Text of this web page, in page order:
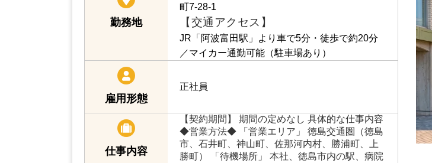
勤務地
【有限会社内町タクシー】徳島県徳島市南昭和
町7-28-1
JR「阿波富田駅」より車で5分・徒歩で約20分
雇用形態
正社員